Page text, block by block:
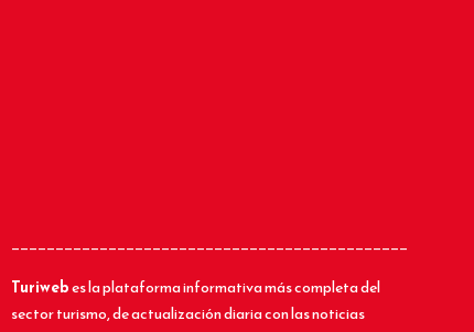
_____________________________________________
Turiwebes la plataforma informativa más completa del
sector turismo, de actualización diaria con las noticias